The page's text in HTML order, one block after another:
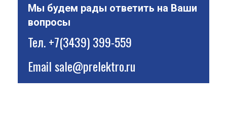
Мы будем рады ответить на Ваши
вопросы
Тел.+7(3439) 399-559
Emailsale@prelektro.ru